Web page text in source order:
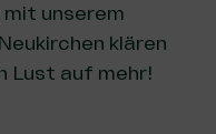
mit unserem
klären
Lust auf mehr!